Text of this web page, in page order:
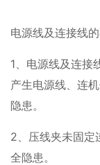
电源线及连接线
1、电源线及连接
产生电源线、连
隐患。
2、压线夹未固定
全隐患。